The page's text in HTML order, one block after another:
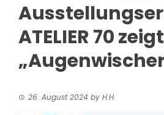
ATELIER 70 zeigt
26. August 2024 by H.H.